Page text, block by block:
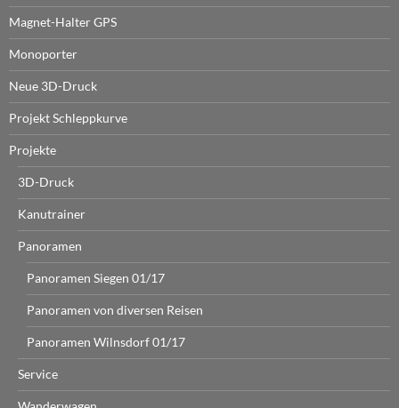
Magnet-Halter GPS
Monoporter
Neue 3D-Druck
Projekt Schleppkurve
Projekte
3D-Druck
Kanutrainer
Panoramen
Panoramen Siegen 01/17
Panoramen von diversen Reisen
Panoramen Wilnsdorf 01/17
Service